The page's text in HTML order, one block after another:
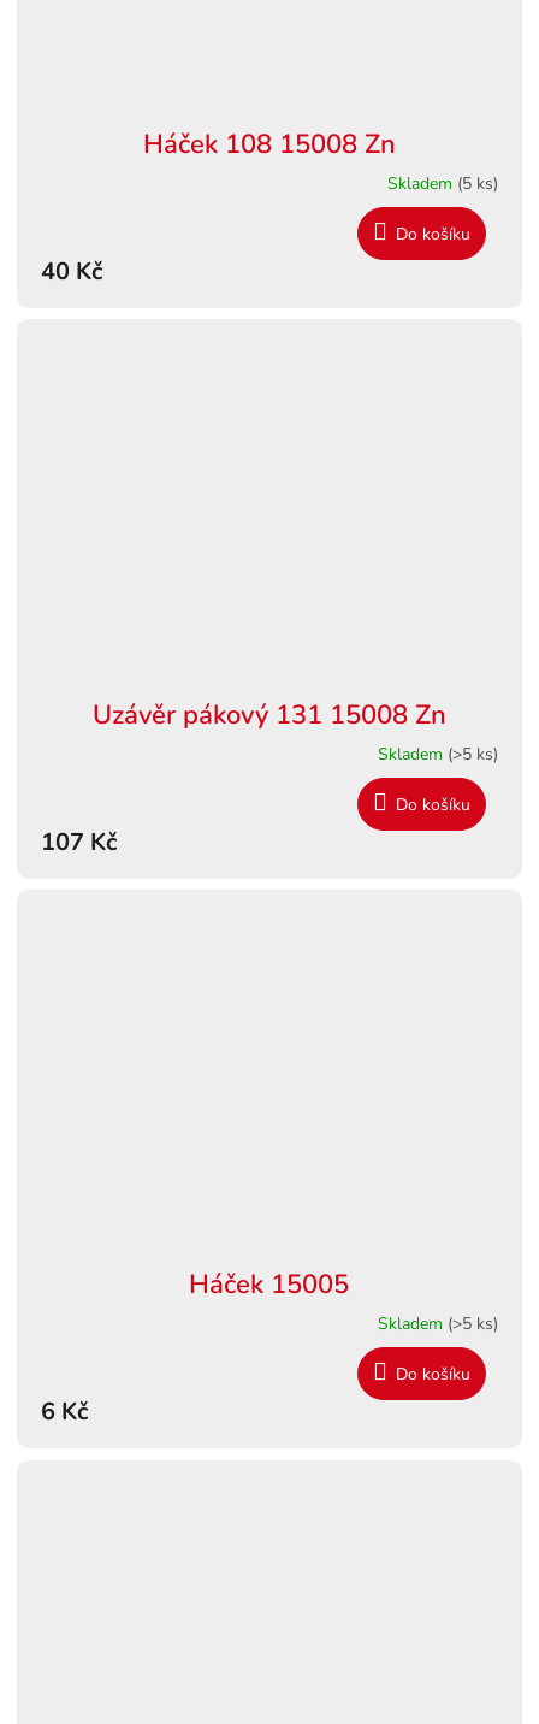
Háček 108 15008 Zn
Skladem (5 ks)
40 Kč
Do košíku
Uzávěr pákový 131 15008 Zn
Skladem (>5 ks)
107 Kč
Do košíku
Háček 15005
Skladem (>5 ks)
6 Kč
Do košíku